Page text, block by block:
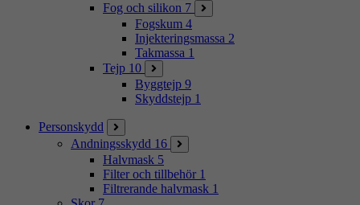
Fog och silikon 7
Fogskum 4
Injekteringsmassa 2
Takmassa 1
Tejp 10
Byggtejp 9
Skyddstejp 1
Personskydd
Andningsskydd 16
Halvmask 5
Filter och tillbehör 1
Filtrerande halvmask 1